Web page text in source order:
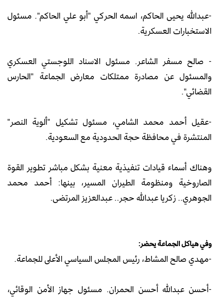
-عبدالله يحيى الحاكم، اسمه الحركي "أبو علي الحاكم". مسئول
الاستخبارات العسكرية.
- صالح مسفر الشاعر. مسئول الاسناد اللوجستي العسكري
والمسئول عن مصادرة ممتلكات معارض الجماعة "الحارس
القضائي".
-عقيل أحمد محمد الشامي، مسئول تشكيل "ألوية النصر"
المنتشرة في محافظة حجة الحدودية مع السعودية.
وهناك أسماء قيادات تنفيذية معنية بشكل مباشر تطوير القوة
الصاروخية ومنظومة الطيران المسير، بينها: أحمد محمد
الجوهري.. زكريا عبدالله حجر.. عبدالعزيز المرتضى.
وفي هياكل الجماعة يحضر:
-مهدي صالح المشاط، رئيس المجلس السياسي الأعلى للجماعة.
-أحسن عبدالله أحسن الحمران. مسئول جهاز الأمن الوقائي،